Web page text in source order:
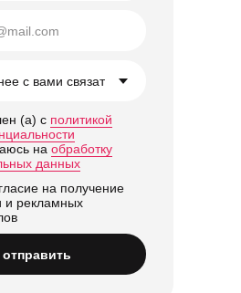
(а) с политикой
на обработку
данных
на получение
и рекламных
отправить